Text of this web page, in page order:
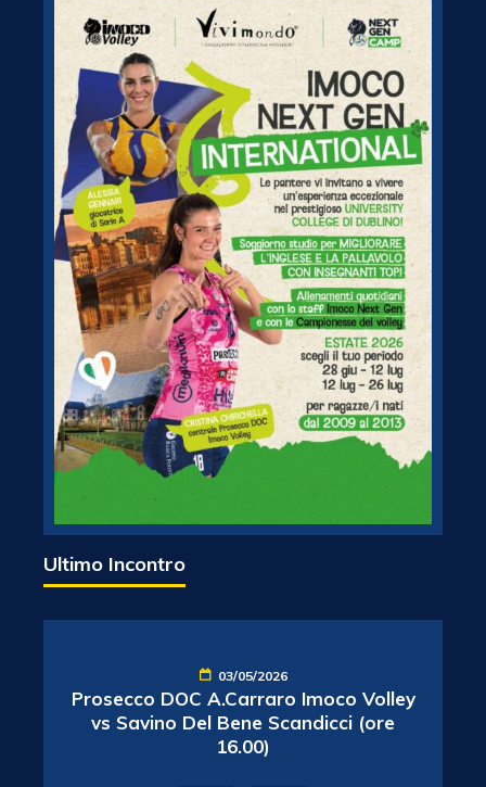
Ultimo Incontro
03/05/2026
Prosecco DOC A.Carraro Imoco Volley
vs Savino Del Bene Scandicci (ore
16.00)